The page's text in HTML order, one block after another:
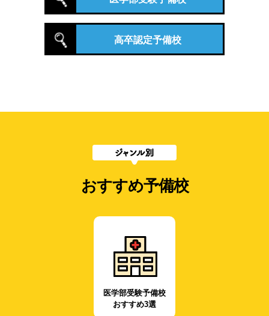
高卒認定予備校
おすすめ予備校
医学部受験予備校
おすすめ3選